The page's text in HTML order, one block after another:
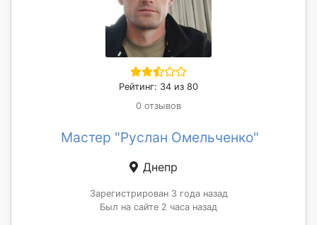
Рейтинг: 34 из 80
0 отзывов
Мастер "Руслан Омельченко"
Днепр
Зарегистрирован 3 года назад
Был на сайте 2 часа назад